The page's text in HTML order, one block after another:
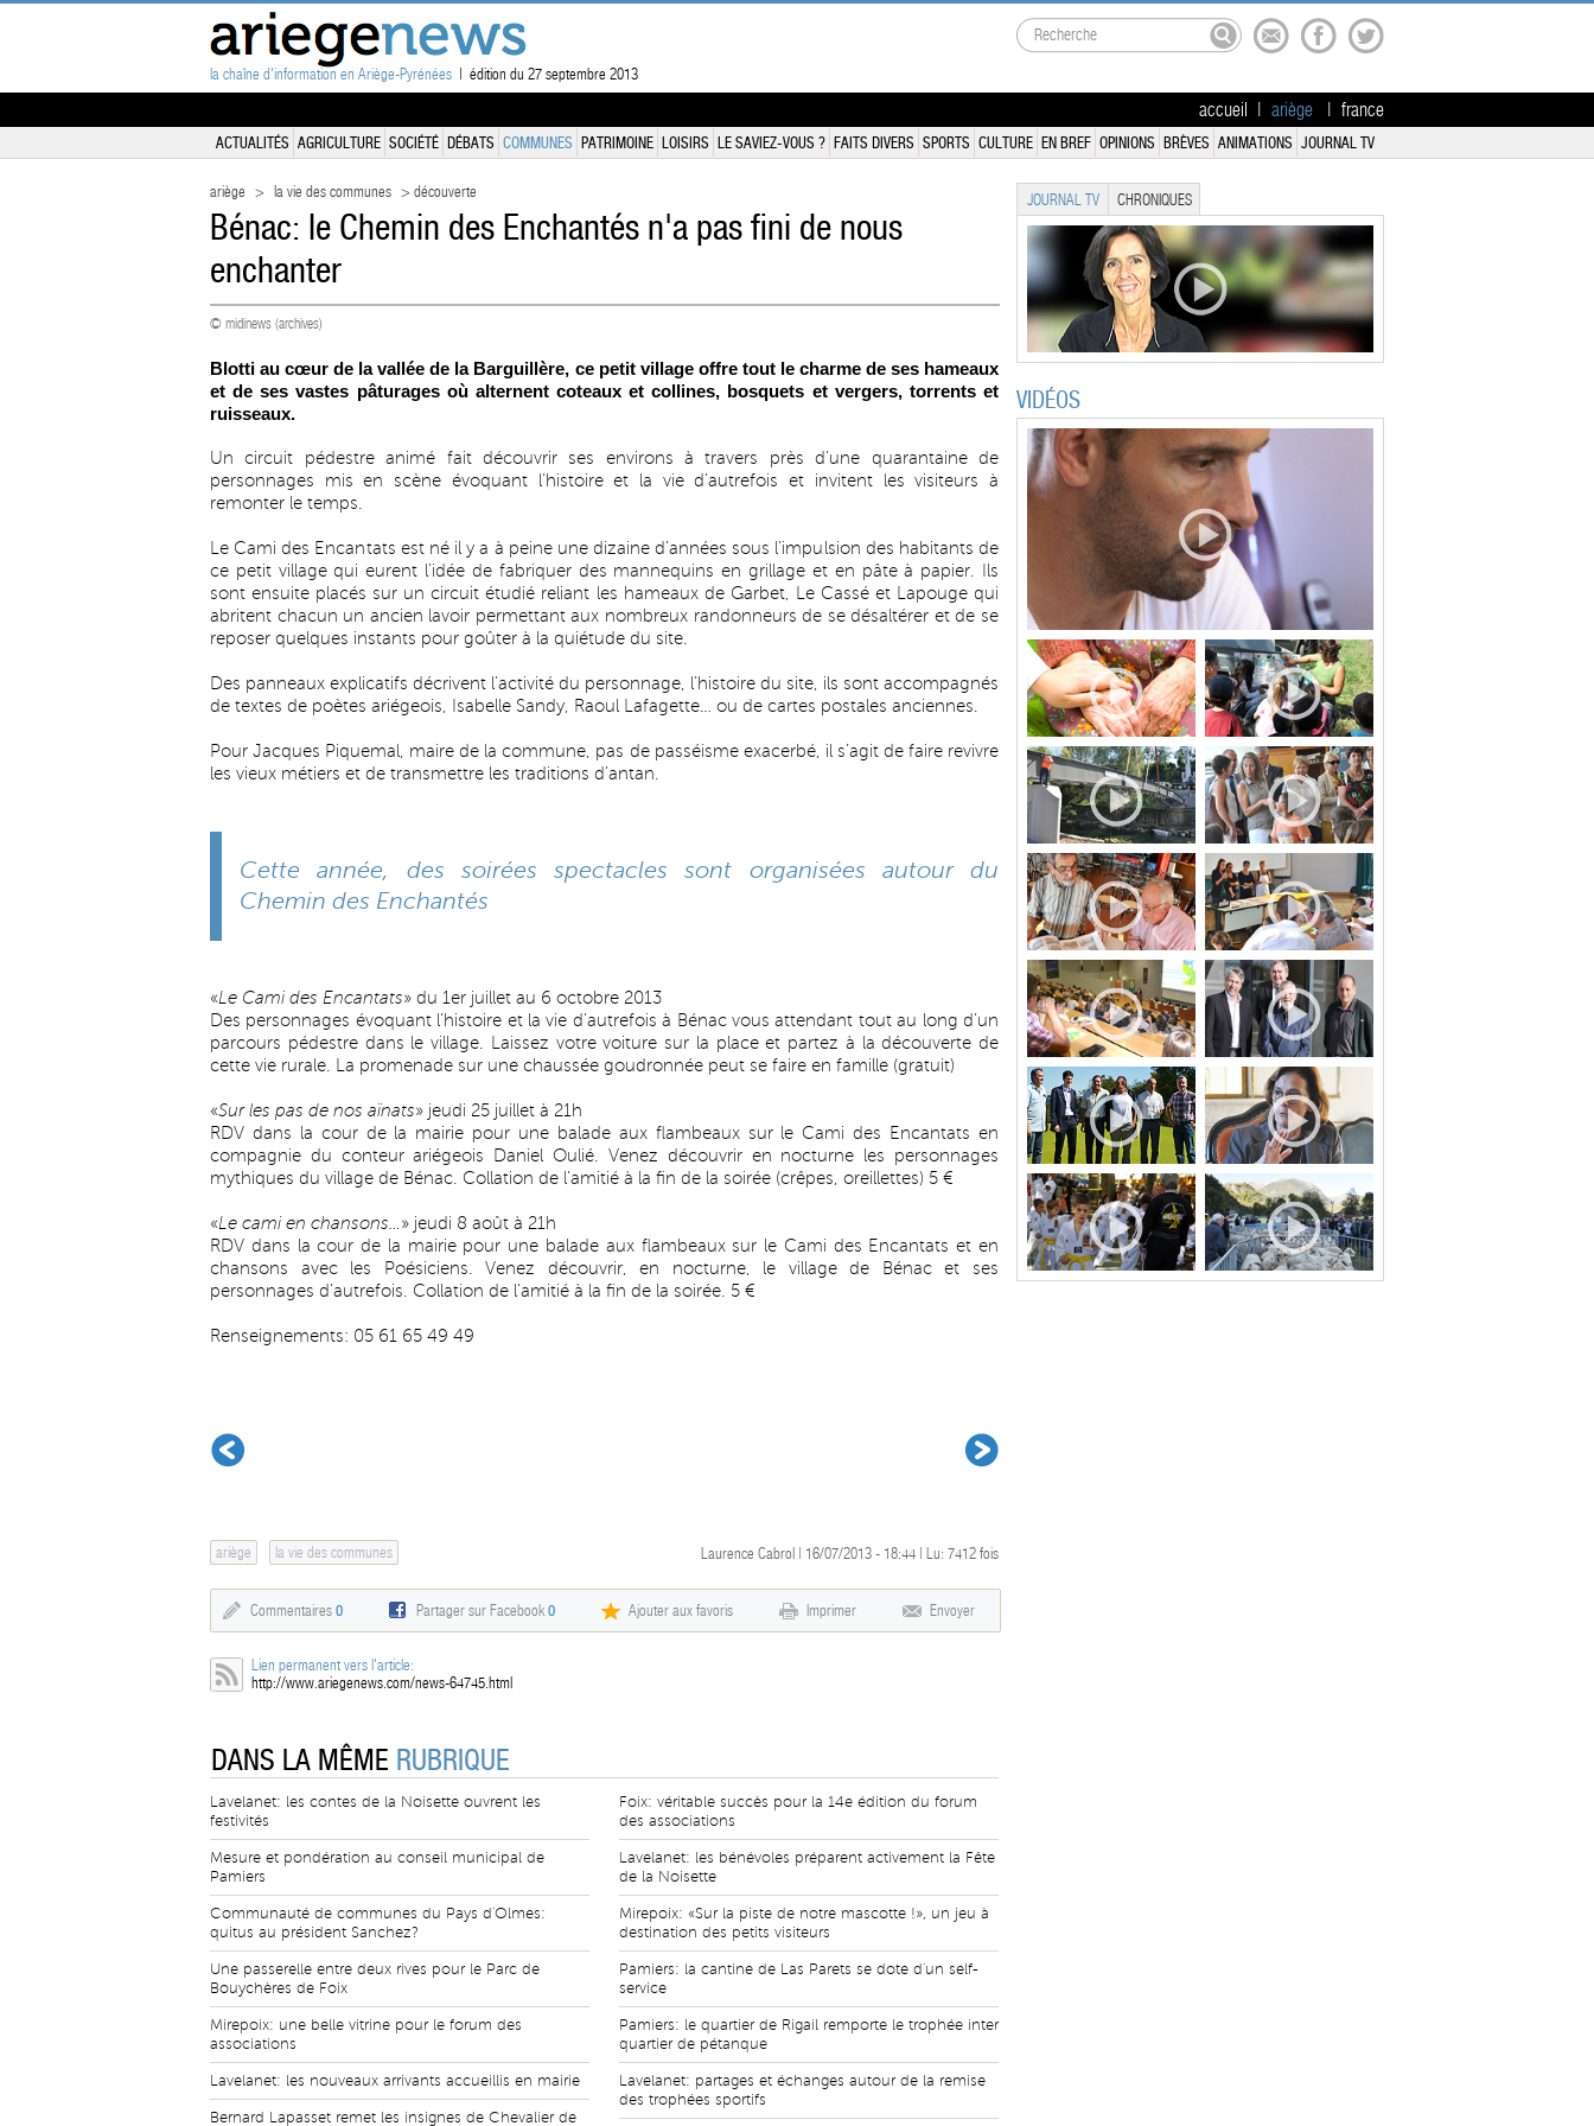
la chaîne d'information en Ariège-Pyrénées | édition du 27 septembre 2013
accueil ariège france
ACTUALITÉS AGRICULTURE SOCIÉTÉ DÉBATS COMMUNES PATRIMOINE LOISIRS LE SAVIEZ-VOUS ? FAITS DIVERS SPORTS CULTURE EN BREF OPINIONS BRÈVES ANIMATIONS JOURNAL TV
ariège > la vie des communes > découverte
Bénac: le Chemin des Enchantés n'a pas fini de nous
enchanter
© midinews (archives)
Blotti au cœur de la vallée de la Barguillère, ce petit village offre tout le charme de ses hameaux
et de ses vastes pâturages où alternent coteaux et collines, bosquets et vergers, torrents et
ruisseaux.
Un circuit pédestre animé fait découvrir ses environs à travers près d’une quarantaine de
personnages mis en scène évoquant l’histoire et la vie d’autrefois et invitent les visiteurs à
remonter le temps.
Le Cami des Encantats est né il y a à peine une dizaine d’années sous l’impulsion des habitants de
ce petit village qui eurent l’idée de fabriquer des mannequins en grillage et en pâte à papier. Ils
sont ensuite placés sur un circuit étudié reliant les hameaux de Garbet, Le Cassé et Lapouge qui
abritent chacun un ancien lavoir permettant aux nombreux randonneurs de se désaltérer et de se
reposer quelques instants pour goûter à la quiétude du site.
Des panneaux explicatifs décrivent l’activité du personnage, l’histoire du site, ils sont accompagnés
de textes de poètes ariégeois, Isabelle Sandy, Raoul Lafagette… ou de cartes postales anciennes.
Pour Jacques Piquemal, maire de la commune, pas de passéisme exacerbé, il s’agit de faire revivre
les vieux métiers et de transmettre les traditions d’antan.
Cette année, des soirées spectacles sont organisées autour du
Chemin des Enchantés
«Le Cami des Encantats» du 1er juillet au 6 octobre 2013
Des personnages évoquant l’histoire et la vie d’autrefois à Bénac vous attendant tout au long d’un
parcours pédestre dans le village. Laissez votre voiture sur la place et partez à la découverte de
cette vie rurale. La promenade sur une chaussée goudronnée peut se faire en famille (gratuit)
«Sur les pas de nos aïnats» jeudi 25 juillet à 21h
RDV dans la cour de la mairie pour une balade aux flambeaux sur le Cami des Encantats en
compagnie du conteur ariégeois Daniel Oulié. Venez découvrir en nocturne les personnages
mythiques du village de Bénac. Collation de l’amitié à la fin de la soirée (crêpes, oreillettes) 5 €
«Le cami en chansons… » jeudi 8 août à 21h
RDV dans la cour de la mairie pour une balade aux flambeaux sur le Cami des Encantats et en
chansons avec les Poésiciens. Venez découvrir, en nocturne, le village de Bénac et ses
personnages d’autrefois. Collation de l’amitié à la fin de la soirée. 5 €
Renseignements: 05 61 65 49 49
ariège la vie des communes Laurence Cabrol | 16/07/2013 - 18:44 | Lu: 7412 fois
Commentaires 0 Partager sur Facebook0 Ajouter aux favoris Imprimer Envoyer
Lien permanent vers l'article:
http://www.ariegenews.com/news-64745.html
DANS LA MÊME RUBRIQUE
Lavelanet: les contes de la Noisette ouvrent les
festivités
Mesure et pondération au conseil municipal de
Pamiers
Communauté de communes du Pays d'Olmes:
quitus au président Sanchez?
Une passerelle entre deux rives pour le Parc de
Bouychères de Foix
Mirepoix: une belle vitrine pour le forum des
associations
Lavelanet: les nouveaux arrivants accueillis en mairie
Bernard Lapasset remet les insignes de Chevalier de
Foix: véritable succès pour la 14e édition du forum
des associations
Lavelanet: les bénévoles préparent activement la Fête
de la Noisette
Mirepoix: «Sur la piste de notre mascotte !», un jeu à
destination des petits visiteurs
Pamiers: la cantine de Las Parets se dote d'un self-
service
Pamiers: le quartier de Rigail remporte le trophée inter
quartier de pétanque
Lavelanet: partages et échanges autour de la remise
des trophées sportifs
JOURNAL TV CHRONIQUES
VIDÉOS